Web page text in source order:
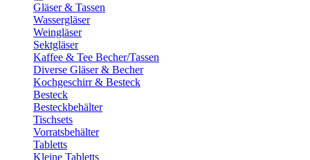
Gläser & Tassen
Wassergläser
Weingläser
Sektgläser
Kaffee & Tee Becher/Tassen
Diverse Gläser & Becher
Kochgeschirr & Besteck
Besteck
Besteckbehälter
Tischsets
Vorratsbehälter
Tabletts
Kleine Tabletts